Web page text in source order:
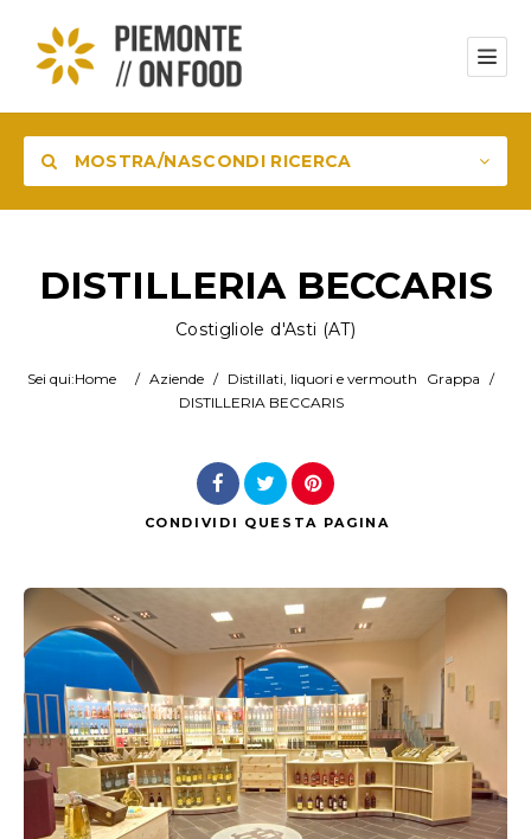
MOSTRA/NASCONDI RICERCA
Prodotto
DISTILLERIA BECCARIS
Costigliole d'Asti (AT)
Sei qui:Home / Aziende / Distillati, liquori e vermouth Grappa /
DISTILLERIA BECCARIS
CONDIVIDI QUESTA PAGINA